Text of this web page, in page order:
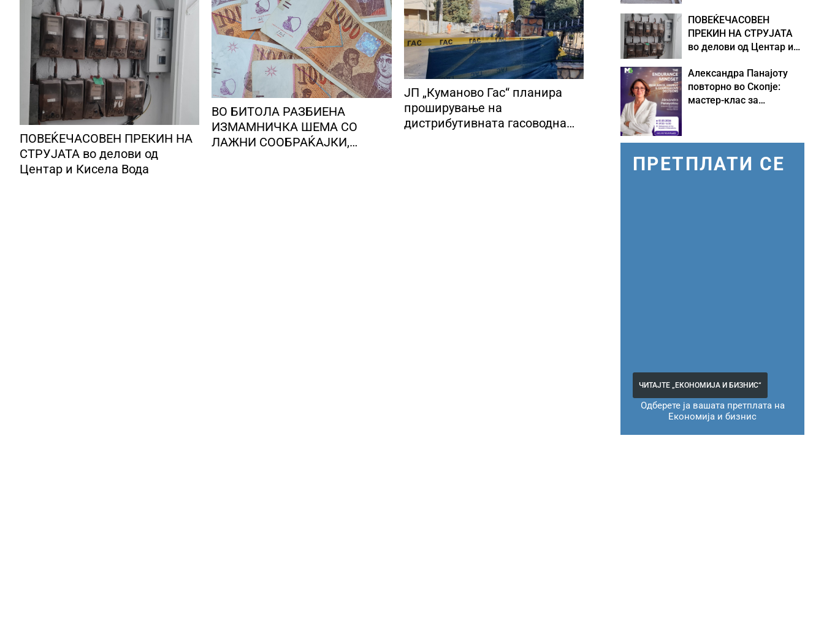
ПОВЕЌЕЧАСОВЕН ПРЕКИН НА
СТРУЈАТА во делови од
Центар и Кисела Вода
ВО БИТОЛА РАЗБИЕНА
ИЗМАМНИЧКА ШЕМА СО
ЛАЖНИ СООБРАЌАЈКИ,
ЈП „Куманово Гас“ планира
проширување на
дистрибутивната гасоводна
ПОВЕЌЕЧАСОВЕН
ПРЕКИН НА СТРУЈАТА
во делови од Центар и
Александра Панајоту
повторно во Скопје:
мастер-клас за
ПРЕТПЛАТИ СЕ
ЧИТАЈТЕ „ЕКОНОМИЈА И БИЗНИС“
Одберете ја вашата претплата на
Економија и бизнис